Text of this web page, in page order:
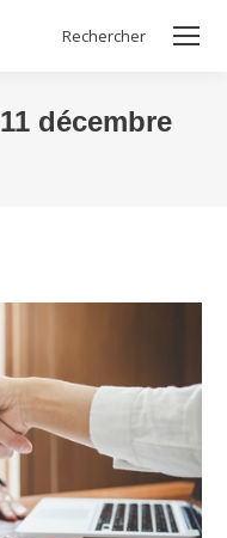
Search:
Rechercher
11 décembre